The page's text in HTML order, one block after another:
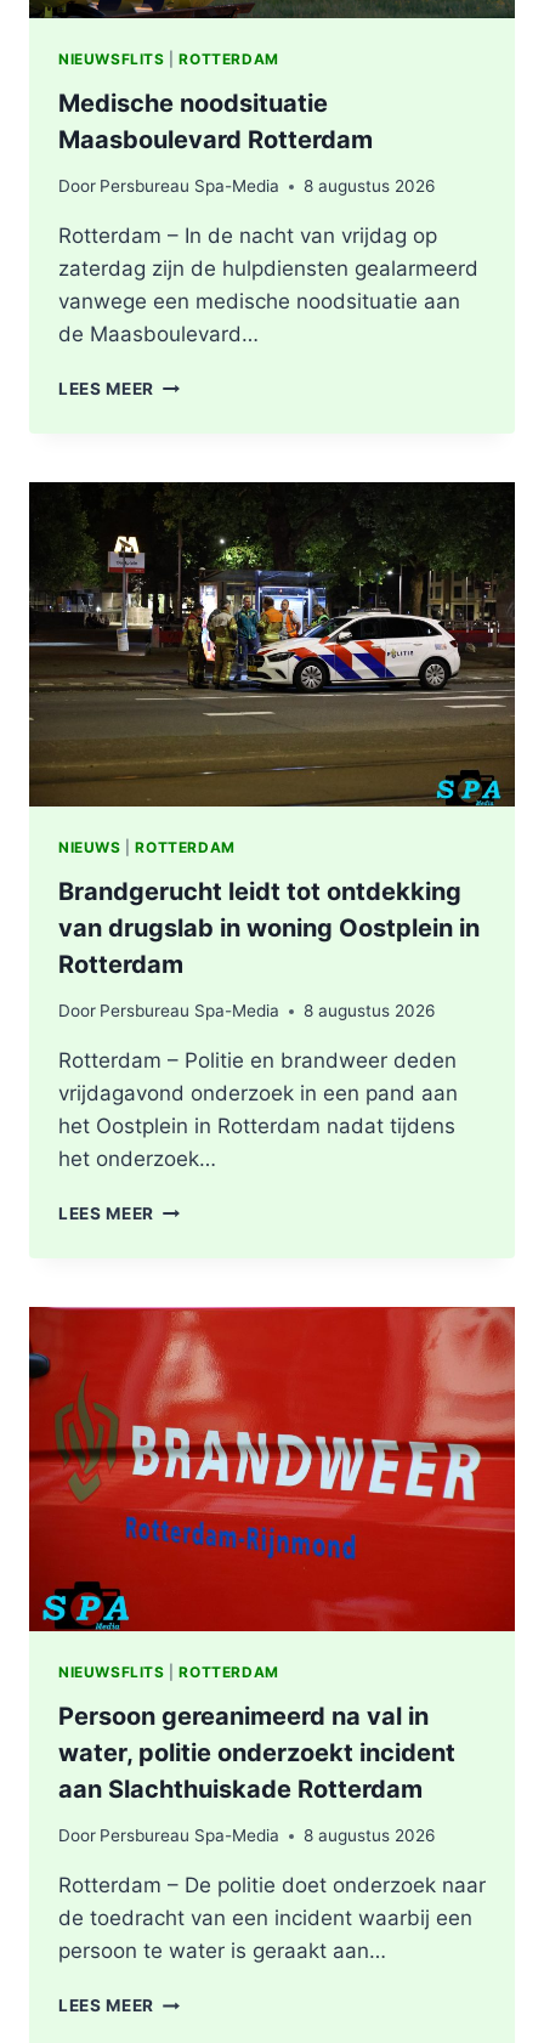
NIEUWSFLITS |ROTTERDAM
Medische noodsituatie
Maasboulevard Rotterdam
Door Persbureau Spa-Media 8 augustus 2026
Rotterdam – In de nacht van vrijdag op
zaterdag zijn de hulpdiensten gealarmeerd
vanwege een medische noodsituatie aan
de Maasboulevard…
LEES MEER MEDISCHE
NIEUWS |ROTTERDAM
Brandgerucht leidt tot ontdekking
van drugslab in woning Oostplein in
Rotterdam
Door Persbureau Spa-Media 8 augustus 2026
Rotterdam – Politie en brandweer deden
vrijdagavond onderzoek in een pand aan
het Oostplein in Rotterdam nadat tijdens
het onderzoek…
LEES MEER BRANDGERUCHT
VAN
DRUGSLAB
IN
WONING
OOSTPLEIN
IN
ROTTERDAM
NIEUWSFLITS |ROTTERDAM
Persoon gereanimeerd na val in
water, politie onderzoekt incident
aan Slachthuiskade Rotterdam
Door Persbureau Spa-Media 8 augustus 2026
Rotterdam – De politie doet onderzoek naar
de toedracht van een incident waarbij een
persoon te water is geraakt aan…
LEES MEER PERSOON